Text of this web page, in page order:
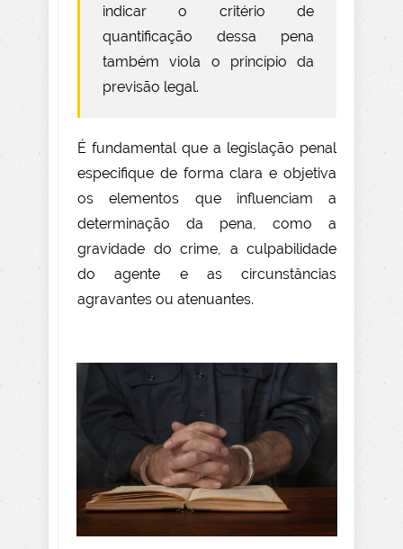
indicar o critério de
quantificação dessa pena
também viola o princípio da
previsão legal.
É fundamental que a legislação penal
especifique de forma clara e objetiva
os elementos que influenciam a
determinação da pena, como a
gravidade do crime, a culpabilidade
do agente e as circunstâncias
agravantes ou atenuantes.